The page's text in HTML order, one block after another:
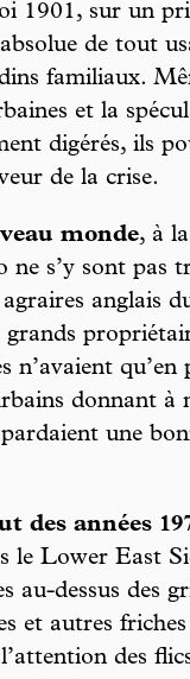
1901, sur un
de tout
familiaux.
et la
digérés, ils
de la crise.
monde, à
ne s’y sont pas
anglais
grands
n’avaient
donnant à
une
des années
le Lower East
au-dessus des
et autres
des